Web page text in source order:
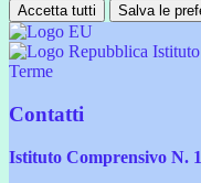
Accetta tutti Salva le
Terme
Contatti
Istituto Comprensivo N.